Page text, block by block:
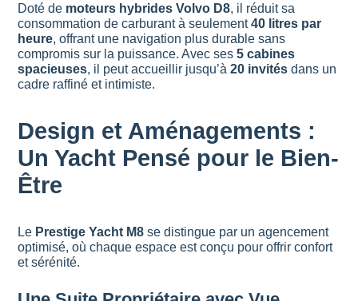
Doté de moteurs hybrides Volvo D8, il réduit sa
consommation de carburant à seulement40 litres par
heure, offrant une navigation plus durable sans
compromis sur la puissance. Avec ses5 cabines
spacieuses, il peut accueillir jusqu’à20 invités dans un
cadre raffiné et intimiste.
Design et Aménagements :
Un Yacht Pensé pour le Bien-
Être
Le Prestige Yacht M8 se distingue par un agencement
optimisé, où chaque espace est conçu pour offrir confort
et sérénité.